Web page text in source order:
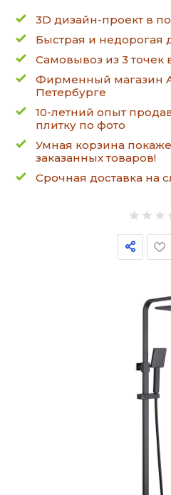
3D дизайн-проект в
Быстрая и недорогая
Самовывоз из 3 точек
Фирменный магазин
Петербурге
10-летний опыт
плитку по фото
Умная корзина
заказанных товаров!
Срочная доставка на